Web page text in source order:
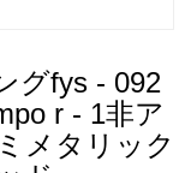
グfys - 092
r - 1非ア
メタリック